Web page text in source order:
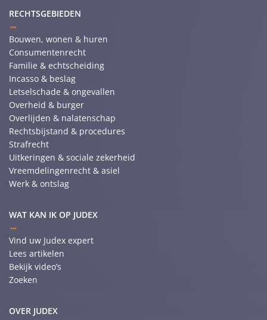
RECHTSGEBIEDEN
Bouwen, wonen & huren
Consumentenrecht
Familie & echtscheiding
Incasso & beslag
Letselschade & ongevallen
Overheid & burger
Overlijden & nalatenschap
Rechtsbijstand & procedures
Strafrecht
Uitkeringen & sociale zekerheid
Vreemdelingenrecht & asiel
Werk & ontslag
WAT KAN IK OP JUDEX
Vind uw Judex expert
Lees artikelen
Bekijk video’s
Zoeken
OVER JUDEX